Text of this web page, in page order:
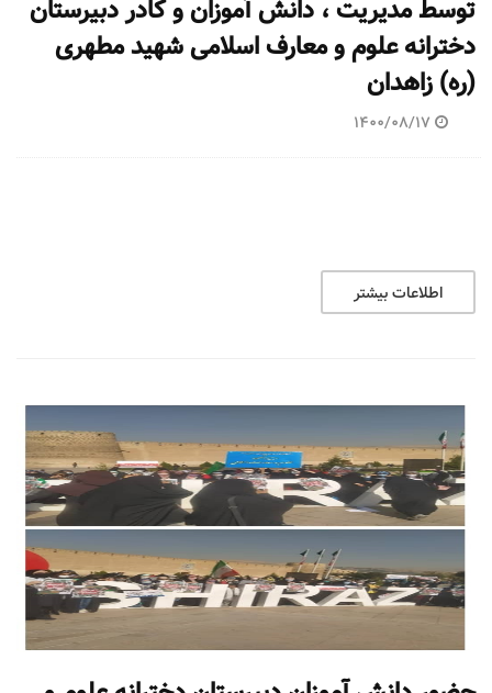
توسط مدیریت ، دانش آموزان و کادر دبیرستان
دخترانه علوم و معارف اسلامی شهید مطهری
(ره) زاهدان
1400/08/17
اطلاعات بیشتر